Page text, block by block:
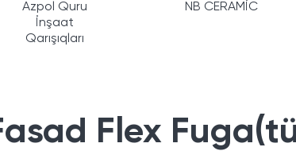
Azpol Quru
İnşaat
Qarışıqları
NB CERAMİC
Flex